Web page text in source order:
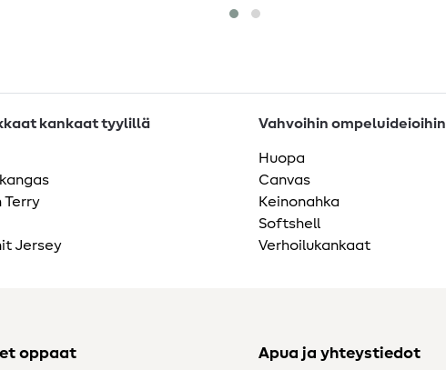
kankaat tyylillä
Terry
Jersey
Vahvoihin ompeluideioihin
Huopa
Canvas
Keinonahka
Softshell
Verhoilukankaat
oppaat Apua ja yhteystiedot